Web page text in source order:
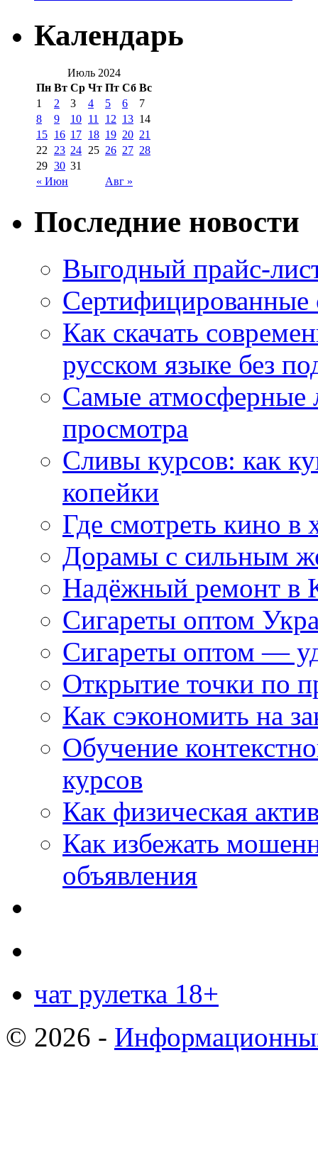
Календарь
Июль 2024
Пн Вт Ср Чт Пт Сб Вс
« Июн Авг »
1 2 3 4 5 6
7
8
9 10 11 12 13 14
15 16 17 18 19 20 21
22
23 24 25 26 27 28
29 30 31
Последние новости
Выгодный прайс-
Как скачать
русском языке без
Самые атмосферные
просмотра
Сливы курсов: как
копейки
Где смотреть кино в
Дорамы с сильным
Надёжный ремонт в
Сигареты оптом
Сигареты оптом —
Открытие точки по
Как сэкономить на
Обучение
курсов
Как физическая
Как избежать
объявления
чат рулетка 18+
© 2026 -